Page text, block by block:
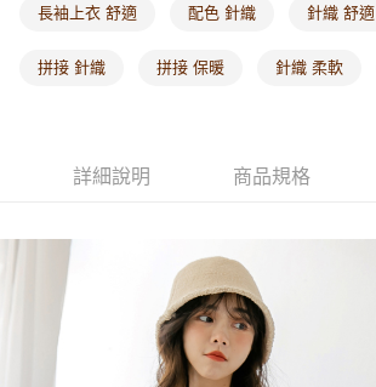
長袖上衣 舒適 配色 針織 針織 舒適
拼接 針織 拼接 保暖 針織 柔軟
詳細說明 商品規格